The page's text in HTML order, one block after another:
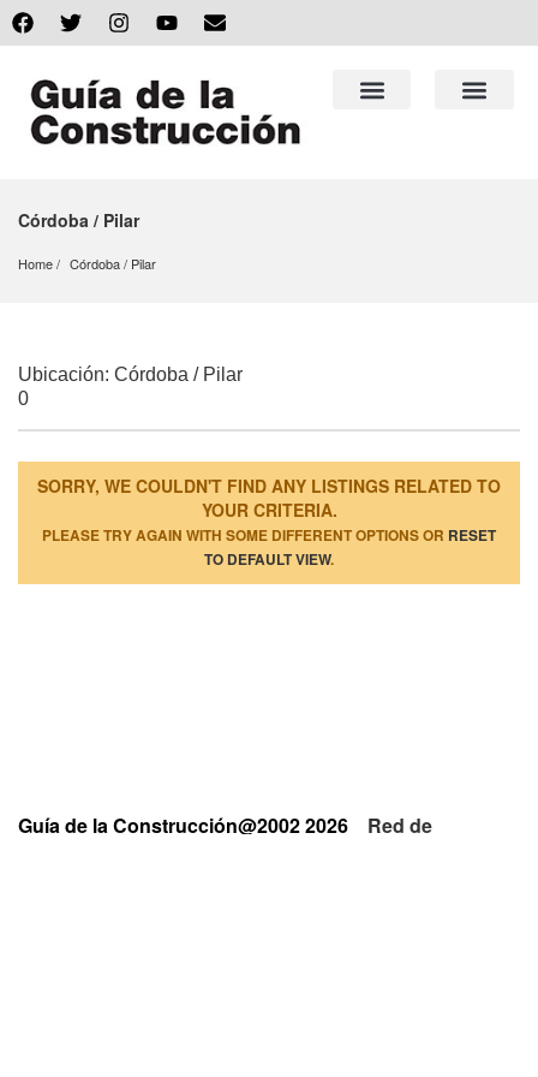
Córdoba / Pilar
Home Córdoba / Pilar
Ubicación: Córdoba / Pilar
0
SORRY, WE COULDN'T FIND ANY LISTINGS RELATED TO
YOUR CRITERIA.
PLEASE TRY AGAIN WITH SOME DIFFERENT OPTIONS OR RESET
TO DEFAULT VIEW.
Guía de la Construcción@2002 2026 Red de